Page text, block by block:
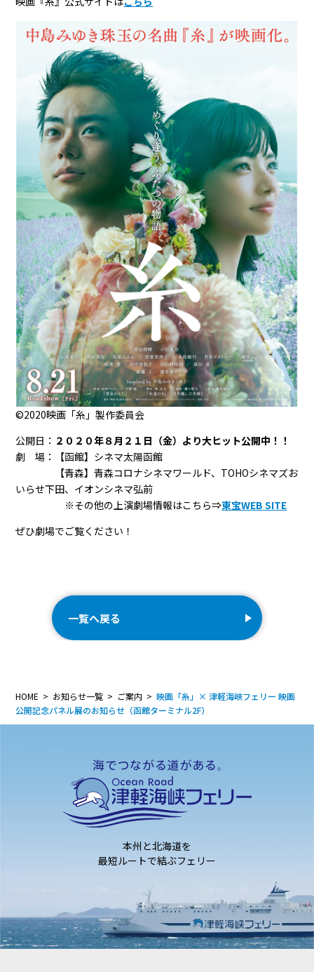
©2020映画「糸」製作委員会
公開日： ２０２０年８月２１日（金）より大ヒット公開中！！
劇 場：【函館】シネマ太陽函館
【青森】青森コロナシネマワールド、TOHOシネマズお
いらせ下田、イオンシネマ弘前
※その他の上演劇場情報はこちら⇒東宝WEB SITE
ぜひ劇場でご覧ください！
一覧へ戻る
HOME お知らせ一覧 ご案内
映画「糸」× 津軽海峡フェリー 映画
公開記念パネル展のお知らせ（函館ターミナル2F）
本州と北海道を
最短ルートで結ぶフェリー